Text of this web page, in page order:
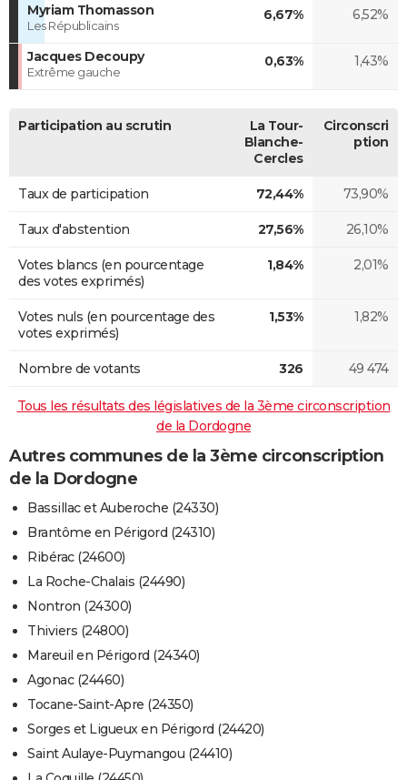
Myriam Thomasson
Les Républicains
6,67% 6,52%
Jacques Decoupy
Extrême gauche
0,63% 1,43%
Participation au scrutin
La Tour-
Blanche-
Cercles
Circonscri
ption
Taux de participation 72,44% 73,90%
Taux d'abstention 27,56% 26,10%
Votes blancs (en pourcentage
des votes exprimés)
1,84% 2,01%
Votes nuls (en pourcentage des
votes exprimés)
1,53% 1,82%
Nombre de votants 326 49 474
Tous les résultats des législatives de la 3ème circonscription
de la Dordogne
Autres communes de la 3ème circonscription
de la Dordogne
Bassillac et Auberoche (24330)
Brantôme en Périgord (24310)
Ribérac (24600)
La Roche-Chalais (24490)
Nontron (24300)
Thiviers (24800)
Mareuil en Périgord (24340)
Agonac (24460)
Tocane-Saint-Apre (24350)
Sorges et Ligueux en Périgord (24420)
Saint Aulaye-Puymangou (24410)